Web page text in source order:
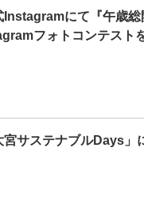
Instagramにて『午歳
フォトコンテスト
サステナブルDays」